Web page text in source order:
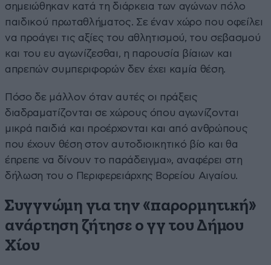
σημειώθηκαν κατά τη διάρκεια των αγώνων πόλο
παιδικού πρωταθλήματος. Σε έναν χώρο που οφείλει
να προάγει τις αξίες του αθλητισμού, του σεβασμού
και του ευ αγωνίζεσθαι, η παρουσία βίαιων και
απρεπών συμπεριφορών δεν έχει καμία θέση.
Πόσο δε μάλλον όταν αυτές οι πράξεις
διαδραματίζονται σε χώρους όπου αγωνίζονται
μικρά παιδιά και προέρχονται και από ανθρώπους
που έχουν θέση στον αυτοδιοικητικό βίο και θα
έπρεπε να δίνουν το παράδειγμα», αναφέρει στη
δήλωση του ο Περιφερειάρχης Βορείου Αιγαίου.
Συγγνώμη για την «παρορμητική»
ανάρτηση ζήτησε ο γγ του Δήμου
Χίου